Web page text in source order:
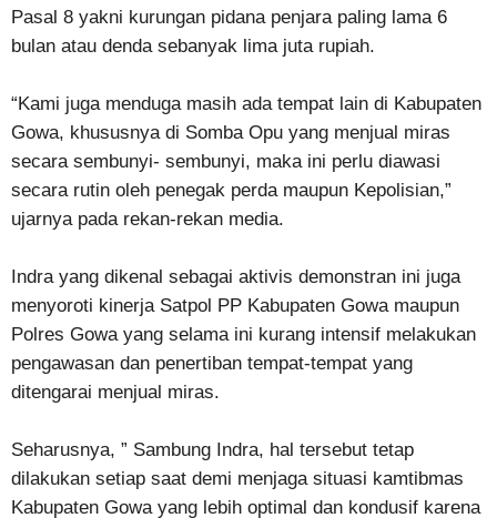
Pasal 8 yakni kurungan pidana penjara paling lama 6
bulan atau denda sebanyak lima juta rupiah.
“Kami juga menduga masih ada tempat lain di Kabupaten
Gowa, khususnya di Somba Opu yang menjual miras
secara sembunyi- sembunyi, maka ini perlu diawasi
secara rutin oleh penegak perda maupun Kepolisian,”
ujarnya pada rekan-rekan media.
Indra yang dikenal sebagai aktivis demonstran ini juga
menyoroti kinerja Satpol PP Kabupaten Gowa maupun
Polres Gowa yang selama ini kurang intensif melakukan
pengawasan dan penertiban tempat-tempat yang
ditengarai menjual miras.
Seharusnya, ” Sambung Indra, hal tersebut tetap
dilakukan setiap saat demi menjaga situasi kamtibmas
Kabupaten Gowa yang lebih optimal dan kondusif karena